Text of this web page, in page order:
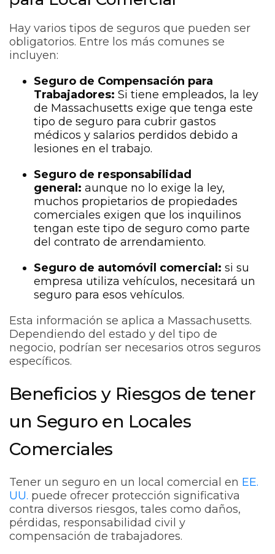
Hay varios tipos de seguros que pueden ser
obligatorios. Entre los más comunes se
incluyen:
Seguro de Compensación para
Trabajadores: Si tiene empleados, la ley
de Massachusetts exige que tenga este
tipo de seguro para cubrir gastos
médicos y salarios perdidos debido a
lesiones en el trabajo.
Seguro de responsabilidad
general: aunque no lo exige la ley,
muchos propietarios de propiedades
comerciales exigen que los inquilinos
tengan este tipo de seguro como parte
del contrato de arrendamiento.
Seguro de automóvil comercial: si su
empresa utiliza vehículos, necesitará un
seguro para esos vehículos.
Esta información se aplica a Massachusetts.
Dependiendo del estado y del tipo de
negocio, podrían ser necesarios otros seguros
específicos.
Beneficios y Riesgos de tener
un Seguro en Locales
Comerciales
Tener un seguro en un local comercial en EE.
UU. puede ofrecer protección significativa
contra diversos riesgos, tales como daños,
pérdidas, responsabilidad civil y
compensación de trabajadores.